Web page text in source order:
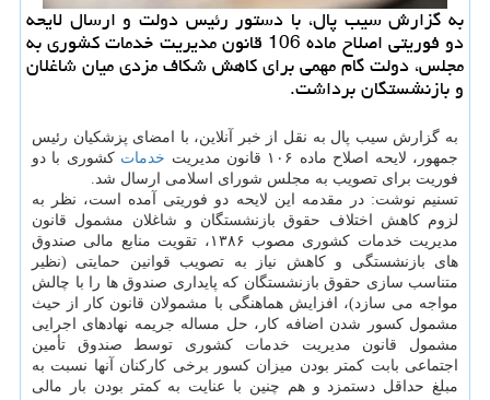
به گزارش سیب پال، با دستور رئیس دولت و ارسال لایحه
دو فوریتی اصلاح ماده 106 قانون مدیریت خدمات کشوری به
مجلس، دولت گام مهمی برای کاهش شکاف مزدی میان شاغلان
و بازنشستگان برداشت.
به گزارش سیب پال به نقل از خبر آنلاین، با امضای پزشکیان رئیس
جمهور، لایحه اصلاح ماده ۱۰۶ قانون مدیریت
خدمات کشوری با دو
فوریت برای تصویب به مجلس شورای اسلامی ارسال شد.
تسنیم نوشت: در مقدمه این لایحه دو فوریتی آمده است، نظر به
لزوم کاهش اختلاف حقوق بازنشستگان و شاغلان مشمول قانون
مدیریت خدمات کشوری مصوب ۱۳۸۶، تقویت منابع مالی صندوق
های بازنشستگی و کاهش نیاز به تصویب قوانین حمایتی (نظیر
متناسب سازی حقوق بازنشستگان که پایداری صندوق ها را با چالش
مواجه می سازد)، افزایش هماهنگی با مشمولان قانون کار از حیث
مشمول کسور شدن اضافه کار، حل مساله جریمه نهادهای اجرایی
مشمول قانون مدیریت خدمات کشوری توسط صندوق تأمین
اجتماعی بابت کمتر بودن میزان کسور برخی کارکنان آنها نسبت به
مبلغ حداقل دستمزد و هم چنین با عنایت به کمتر بودن بار مالی